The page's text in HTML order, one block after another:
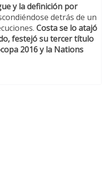
y la definición por
detrás de un
Costa se lo atajó
festejó su tercer título
2016 y la Nations